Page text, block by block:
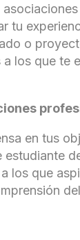
tu
o
los que te
en tus
estudiante
los que